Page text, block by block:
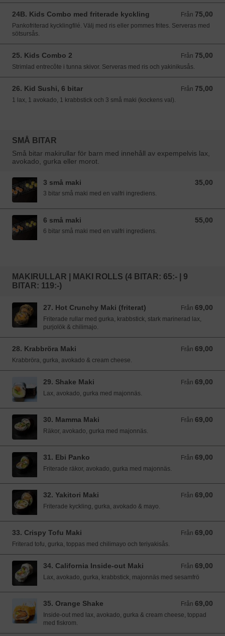
24B. Kids Combo med friterade kyckling Från 75,00
Från 75,00 SEK
Pankofriterad kycklingfilé. Välj med ris eller pommes frites. Serveras med
sötsursås.
25. Kids Combo 2 Från 75,00
Från 75,00 SEK
Strimlad entrecôte i tunna skivor. Serveras med ris och yakinikusås.
26. Kid Sushi, 6 bitar Från 75,00
Från 75,00 SEK
1 lax, 1 avokado, 1 krabbstick och 3 små maki (kockens val).
SMÅ BITAR
Små bitar makirullar för barn med innehåll av expempelvis lax,
avokado, gurka eller morot.
3 små maki 35,00
35,00 SEK
3 bitar små maki med en valfri ingrediens.
6 små maki 55,00
55,00 SEK
6 bitar små maki med en valfri ingrediens.
MAKIRULLAR | MAKI ROLLS (4 BITAR: 65:- | 9
BITAR: 119:-)
27. Hot Crunchy Maki (friterat) Från 69,00
Från 69,00 SEK
Friterade rullar med gurka, krabbstick, stark marinerad lax,
purjolök & chilimajo.
28. Krabbröra Maki Från 69,00
Från 69,00 SEK
Krabbröra, gurka, avokado & cream cheese.
29. Shake Maki Från 69,00
Från 69,00 SEK
Lax, avokado, gurka med majonnäs.
30. Mamma Maki Från 69,00
Från 69,00 SEK
Räkor, avokado, gurka med majonnäs.
31. Ebi Panko Från 69,00
Från 69,00 SEK
Friterade räkor, avokado, gurka med majonnäs.
32. Yakitori Maki Från 69,00
Från 69,00 SEK
Friterade kyckling, gurka, avokado & mayo.
33. Crispy Tofu Maki Från 69,00
Från 69,00 SEK
Friterad tofu, gurka, toppas med chilimayo och teriyakisås.
34. California Inside-out Maki Från 69,00
Från 69,00 SEK
Lax, avokado, gurka, krabbstick, majonnäs med sesamfrö
35. Orange Shake Från 69,00
Från 69,00 SEK
Inside-out med lax, avokado, gurka & cream cheese, toppad
med fiskrom.